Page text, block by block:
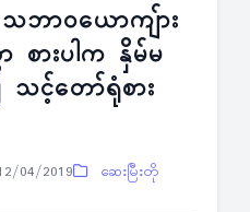
ာဝယောကျ်ား
စားပါက နှိမ်မ
င့်တော်ရုံစား
04/2019 ဆေးမြီးတို